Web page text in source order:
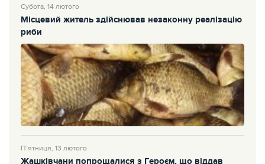
Субота, 14 лютого
Місцевий житель здійснював незаконну реалізацію
риби
П’ятниця, 13 лютого
Жашківчани попрощалися з Героєм, що віддав